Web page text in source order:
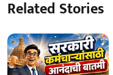
Related Stories